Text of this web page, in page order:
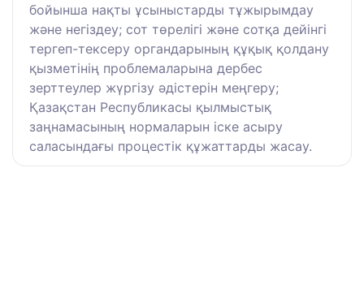
бойынша нақты ұсыныстарды тұжырымдау
және негіздеу; сот төрелігі және сотқа дейінгі
тергеп-тексеру органдарының құқық қолдану
қызметінің проблемаларына дербес
зерттеулер жүргізу әдістерін меңгеру;
Қазақстан Республикасы қылмыстық
заңнамасының нормаларын іске асыру
саласындағы процестік құжаттарды жасау.